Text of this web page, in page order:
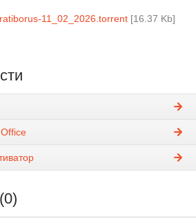
11_02_2026.torrent [16.37 Kb]